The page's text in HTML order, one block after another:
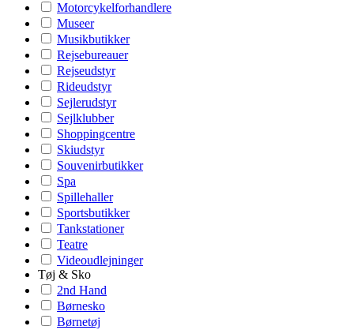
Motorcykelforhandlere
Museer
Musikbutikker
Rejsebureauer
Rejseudstyr
Rideudstyr
Sejlerudstyr
Sejlklubber
Shoppingcentre
Skiudstyr
Souvenirbutikker
Spa
Spillehaller
Sportsbutikker
Tankstationer
Teatre
Videoudlejninger
Tøj & Sko
2nd Hand
Børnesko
Børnetøj